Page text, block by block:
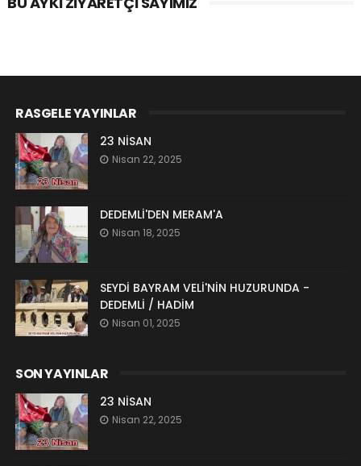
RASGELE YAYINLAR
23 NİSAN
Nisan 22, 2025
DEDEMLİ'DEN MERAM'A
Nisan 18, 2025
SEYDİ BAYRAM VELİ'NİN HUZURUNDA -
DEDEMLİ / HADİM
Nisan 01, 2025
SON YAYINLAR
23 NİSAN
Nisan 22, 2025